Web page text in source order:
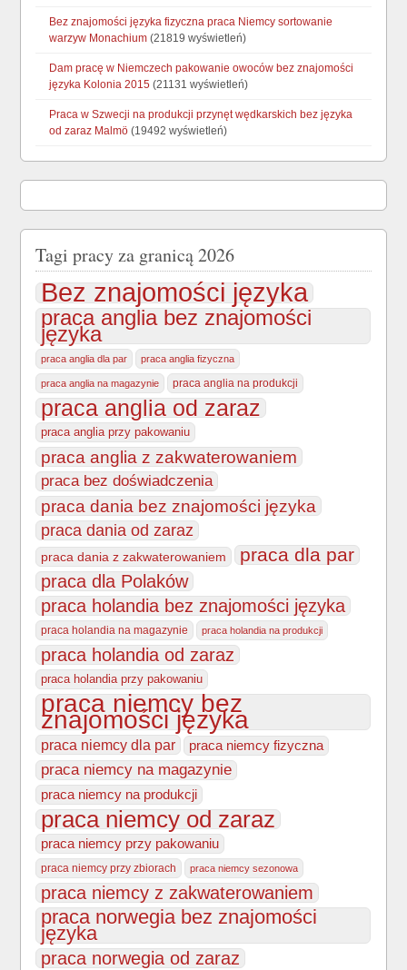
Bez znajomości języka fizyczna praca Niemcy sortowanie
warzyw Monachium (21819 wyświetleń)
Dam pracę w Niemczech pakowanie owoców bez znajomości
języka Kolonia 2015 (21131 wyświetleń)
Praca w Szwecji na produkcji przynęt wędkarskich bez języka
od zaraz Malmö (19492 wyświetleń)
Tagi pracy za granicą 2026
Bez znajomości języka
praca anglia bez znajomości
języka
praca anglia dla par praca anglia fizyczna
praca anglia na magazynie praca anglia na produkcji
praca anglia od zaraz
praca anglia przy pakowaniu
praca anglia z zakwaterowaniem
praca bez doświadczenia
praca dania bez znajomości języka
praca dania od zaraz
praca dania z zakwaterowaniem praca dla par
praca dla Polaków
praca holandia bez znajomości języka
praca holandia na magazynie praca holandia na produkcji
praca holandia od zaraz
praca holandia przy pakowaniu
praca niemcy bez
znajomości języka
praca niemcy dla par praca niemcy fizyczna
praca niemcy na magazynie
praca niemcy na produkcji
praca niemcy od zaraz
praca niemcy przy pakowaniu
praca niemcy przy zbiorach praca niemcy sezonowa
praca niemcy z zakwaterowaniem
praca norwegia bez znajomości
języka
praca norwegia od zaraz